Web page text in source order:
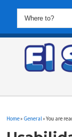
Home» General » You are